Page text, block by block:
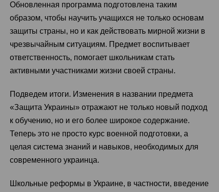
Обновленная программа подготовлена таким
образом, чтобы научить учащихся не только основам
защиты страны, но и как действовать мирной жизни в
чрезвычайным ситуациям. Предмет воспитывает
ответственность, помогает школьникам стать
активными участниками жизни своей страны.
Подведем итоги. Изменения в названии предмета
«Защита Украины» отражают не только новый подход
к обучению, но и его более широкое содержание.
Теперь это не просто курс военной подготовки, а
целая система знаний и навыков, необходимых для
современного украинца.
Школьные реформы в Украине, в частности, введение